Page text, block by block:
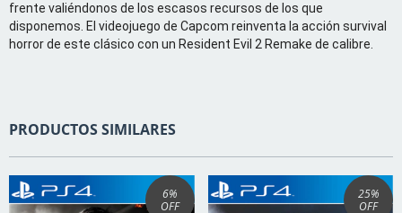
frente valiéndonos de los escasos recursos de los que
disponemos. El videojuego de Capcom reinventa la acción survival
horror de este clásico con un Resident Evil 2 Remake de calibre.
PRODUCTOS SIMILARES
6%
OFF
25%
OFF